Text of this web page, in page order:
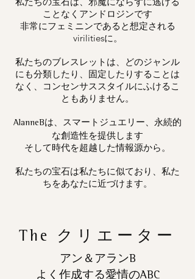
ことなくアンドロジンです
非常にフェミニンであると想定される
virilitiesに。
私たちのブレスレットは、どのジャンル
にも分類したり、固定したりすることは
なく、コンセンサススタイルにふけるこ
ともありません。
AlanneBは、スマートジュエリー、永続的
な創造性を提供します
そして時代を超越した情報源から。
私たちの宝石は私たちに似ており、私た
ちをあなたに近づけます。
The クリエーター
アン＆アランB
よく作成する愛情のABC